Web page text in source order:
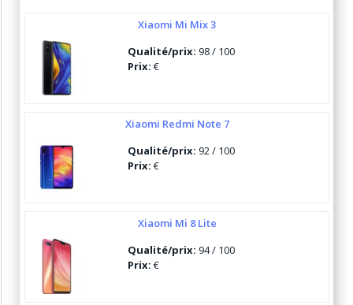
Xiaomi Mi Mix 3
Qualité/prix: 98 / 100
Prix: €
Xiaomi Redmi Note 7
Qualité/prix: 92 / 100
Prix: €
Xiaomi Mi 8 Lite
Qualité/prix: 94 / 100
Prix: €